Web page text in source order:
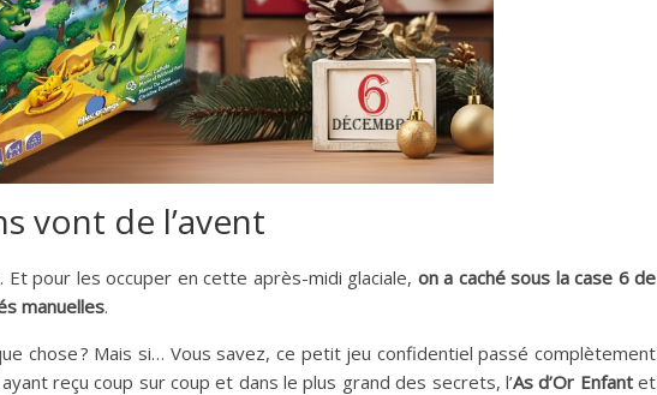
vont de l’avent
Et pour les occuper en cette après-midi glaciale, on a caché sous la case 6 de
manuelles.
chose ? Mais si… Vous savez, ce petit jeu confidentiel passé complètement
reçu coup sur coup et dans le plus grand des secrets, l’As d’Or Enfantet